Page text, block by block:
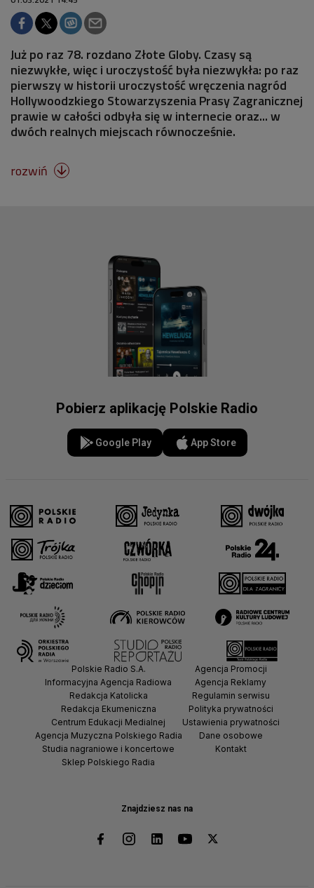
Już po raz 78. rozdano Złote Globy. Czasy są
niezwykłe, więc i uroczystość była niezwykła: po raz
pierwszy w historii uroczystość wręczenia nagród
Hollywoodzkiego Stowarzyszenia Prasy Zagranicznej
prawie w całości odbyła się w internecie oraz... w
dwóch realnych miejscach równocześnie.
rozwiń 
Pobierz aplikację Polskie Radio
Google Play App Store
Znajdziesz nas na
Polskie Radio S.A.
Informacyjna Agencja Radiowa
Redakcja Katolicka
Redakcja Ekumeniczna
Centrum Edukacji Medialnej
Agencja Muzyczna Polskiego Radia
Studia nagraniowe i koncertowe
Sklep Polskiego Radia
Agencja Promocji
Agencja Reklamy
Regulamin serwisu
Polityka prywatności
Ustawienia prywatności
Dane osobowe
Kontakt